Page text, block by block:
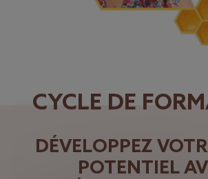
CYCLE DE
DÉVELOPPEZ
POTENTIEL